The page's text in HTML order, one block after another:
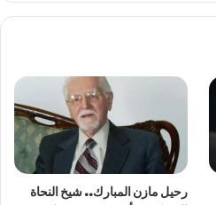
رحيل مازن المبارك.. شيخ النحاة